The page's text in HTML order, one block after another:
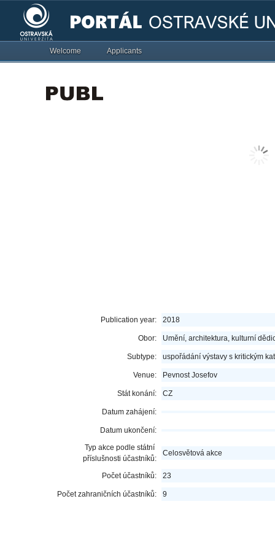
Welcome Applicants
Publication year: 2018
Obor: Umění, architektura, kulturní
Subtype: uspořádání výstavy s kritickým
Venue: Pevnost Josefov
Stát konání: CZ
Datum zahájení:
Datum ukončení:
Typ akce podle státní
příslušnosti účastníků:
Celosvětová akce
Počet účastníků: 23
Počet zahraničních účastníků: 9